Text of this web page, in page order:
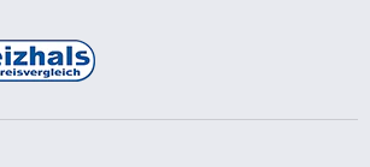
auf
LinkedIn
auf
TikTokTwitch